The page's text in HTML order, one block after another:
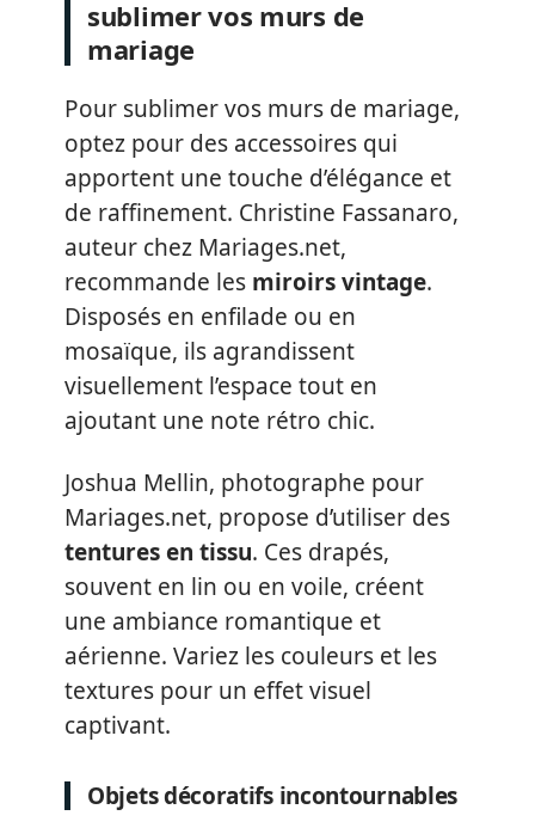
sublimer vos murs de
mariage
Pour sublimer vos murs de mariage,
optez pour des accessoires qui
apportent une touche d’élégance et
de raffinement. Christine Fassanaro,
auteur chez Mariages.net,
recommande les miroirs vintage.
Disposés en enfilade ou en
mosaïque, ils agrandissent
visuellement l’espace tout en
ajoutant une note rétro chic.
Joshua Mellin, photographe pour
Mariages.net, propose d’utiliser des
tentures en tissu. Ces drapés,
souvent en lin ou en voile, créent
une ambiance romantique et
aérienne. Variez les couleurs et les
textures pour un effet visuel
captivant.
Objets décoratifs incontournables